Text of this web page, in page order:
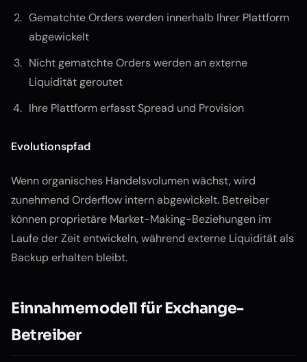
Gematchte Orders werden innerhalb Ihrer Plattform
abgewickelt
Nicht gematchte Orders werden an externe
Liquidität geroutet
Ihre Plattform erfasst Spread und Provision
Evolutionspfad
Wenn organisches Handelsvolumen wächst, wird
zunehmend Orderflow intern abgewickelt. Betreiber
können proprietäre Market-Making-Beziehungen im
Laufe der Zeit entwickeln, während externe Liquidität als
Backup erhalten bleibt.
Einnahmemodell für Exchange-
Betreiber